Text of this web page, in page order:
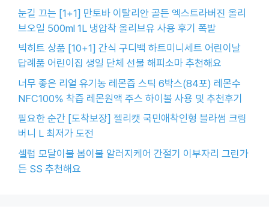
눈길 끄는 [1+1] 만토바 이탈리안 골든 엑스트라버진 올리
브오일 500ml 1L 냉압착 올리브유 사용 후기 폭발
빅히트 상품 [10+1] 간식 구디백 하트미니세트 어린이날
답례품 어린이집 생일 단체 선물 해피소마 추천해요
너무 좋은 리얼 유기농 레몬즙 스틱 6박스(84포) 레몬수
NFC100% 착즙 레몬원액 주스 하이볼 사용 및 추천후기
필요한 순간 [도착보장] 젤리캣 국민애착인형 블라썸 크림
버니 L 최저가 도전
셀럽 모달이불 봄이불 알러지케어 간절기 이부자리 그린가
든 SS 추천해요